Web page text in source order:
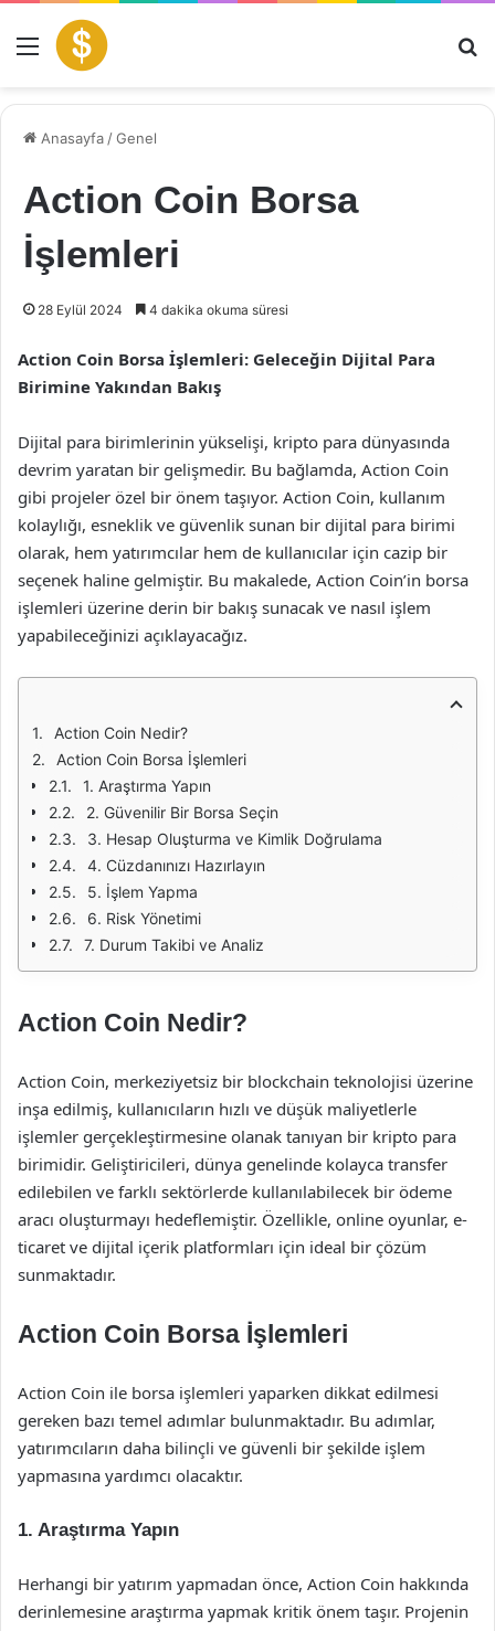
Menü
Anasayfa /Genel
Action Coin Borsa
İşlemleri
28 Eylül 2024 4 dakika okuma süresi
Action Coin Borsa İşlemleri: Geleceğin Dijital Para
Birimine Yakından Bakış
Dijital para birimlerinin yükselişi, kripto para dünyasında
devrim yaratan bir gelişmedir. Bu bağlamda, Action Coin
gibi projeler özel bir önem taşıyor. Action Coin, kullanım
kolaylığı, esneklik ve güvenlik sunan bir dijital para birimi
olarak, hem yatırımcılar hem de kullanıcılar için cazip bir
seçenek haline gelmiştir. Bu makalede, Action Coin’in borsa
işlemleri üzerine derin bir bakış sunacak ve nasıl işlem
yapabileceğinizi açıklayacağız.
Action Coin Nedir?
Action Coin Borsa İşlemleri
1. Araştırma Yapın
2. Güvenilir Bir Borsa Seçin
3. Hesap Oluşturma ve Kimlik Doğrulama
4. Cüzdanınızı Hazırlayın
5. İşlem Yapma
6. Risk Yönetimi
7. Durum Takibi ve Analiz
Action Coin Nedir?
Action Coin, merkeziyetsiz bir blockchain teknolojisi üzerine
inşa edilmiş, kullanıcıların hızlı ve düşük maliyetlerle
işlemler gerçekleştirmesine olanak tanıyan bir kripto para
birimidir. Geliştiricileri, dünya genelinde kolayca transfer
edilebilen ve farklı sektörlerde kullanılabilecek bir ödeme
aracı oluşturmayı hedeflemiştir. Özellikle, online oyunlar, e-
ticaret ve dijital içerik platformları için ideal bir çözüm
sunmaktadır.
Action Coin Borsa İşlemleri
Action Coin ile borsa işlemleri yaparken dikkat edilmesi
gereken bazı temel adımlar bulunmaktadır. Bu adımlar,
yatırımcıların daha bilinçli ve güvenli bir şekilde işlem
yapmasına yardımcı olacaktır.
1. Araştırma Yapın
Herhangi bir yatırım yapmadan önce, Action Coin hakkında
derinlemesine araştırma yapmak kritik önem taşır. Projenin